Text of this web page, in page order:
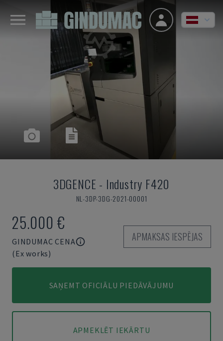
3DGENCE - Industry F420
NL-3DP-3DG-2021-00001
25.000 €
GINDUMAC CENA
(Ex works)
APMAKSAS IESPĒJAS
SAŅEMT OFICIĀLU PIEDĀVĀJUMU
APMEKLĒT IEKĀRTU